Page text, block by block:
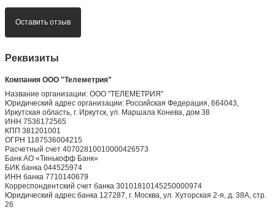
Оставить отзыв
Реквизиты
Компания ООО "Телеметрия"
Название организации: ООО "ТЕЛЕМЕТРИЯ"
Юридический адрес организации: Российская Федерация, 664043,
Иркутская область, г. Иркутск, ул. Маршала Конева, дом 38
ИНН 7536172565
КПП 381201001
ОГРН 1187536004215
Расчетный счет 40702810010000426573
Банк АО «Тинькофф Банк»
БИК банка 044525974
ИНН банка 7710140679
Корреспондентский счет банка 30101810145250000974
Юридический адрес банка 127287, г. Москва, ул. Хуторская 2-я, д. 38А, стр.
26